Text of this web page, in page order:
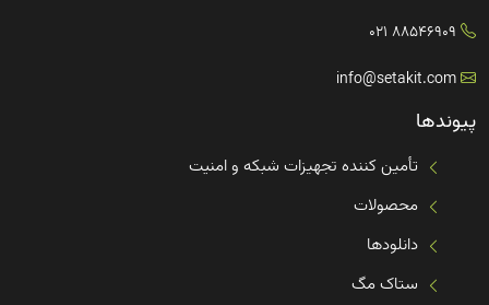
88546909 021
info@setakit.com
پیوندها
تأمین کننده تجهیزات شبکه و امنیت
محصولات
دانلودها
ستاک مگ